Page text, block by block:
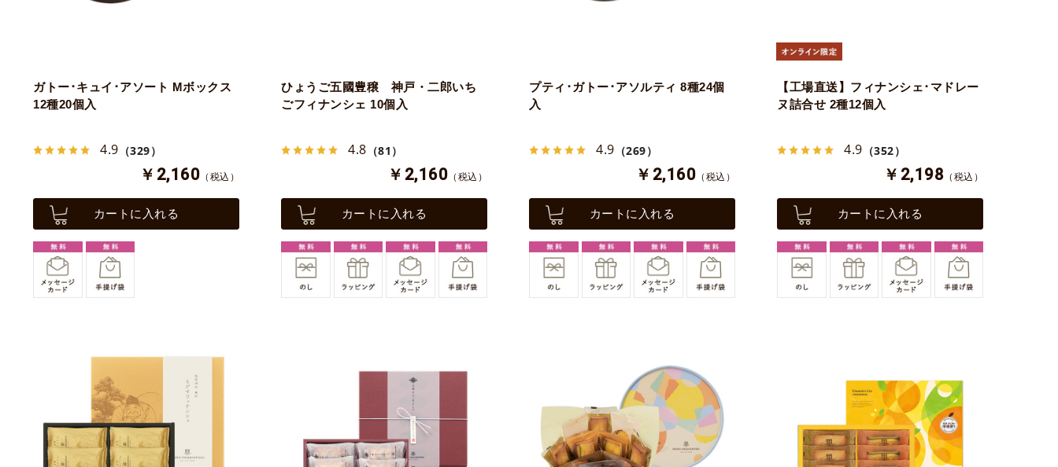
ガトー･キュイ･アソート Mボックス
12種20個入
4.9 （329）
￥2,160 （税込）
カートに入れる
ひょうご五國豊穣 神戸・二郎いち
ごフィナンシェ 10個入
4.8 （81）
￥2,160 （税込）
カートに入れる
プティ･ガトー･アソルティ 8種24個
入
4.9 （269）
￥2,160 （税込）
カートに入れる
【工場直送】フィナンシェ･マドレー
ヌ詰合せ 2種12個入
4.9 （352）
￥2,198 （税込）
カートに入れる